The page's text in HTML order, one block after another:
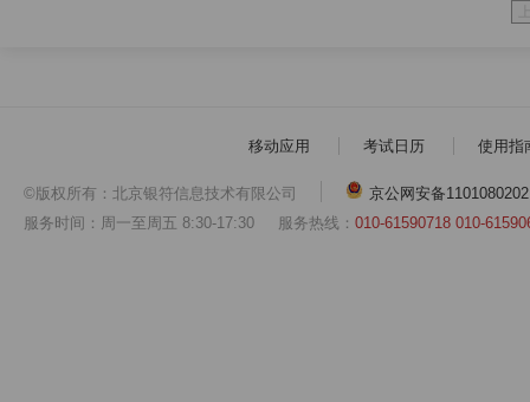
移动应用 考试日历 使用指
©版权所有：北京银符信息技术有限公司
京公网安备
服务时间：周一至周五 8:30-17:30 服务热线： 010-61590718 010-